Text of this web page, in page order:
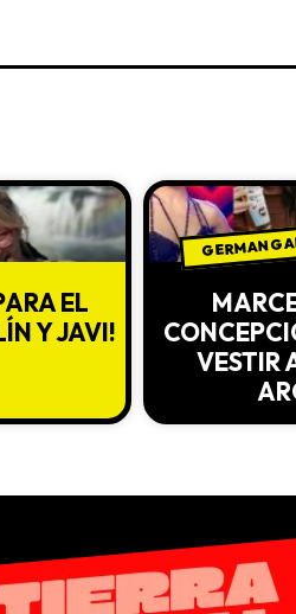
EL
Y JAVI!
GERMAN
VESTIR